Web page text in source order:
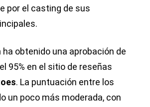
por el casting de sus
ha obtenido una aprobación de
95% en el sitio de reseñas
. La puntuación entre los
un poco más moderada, con